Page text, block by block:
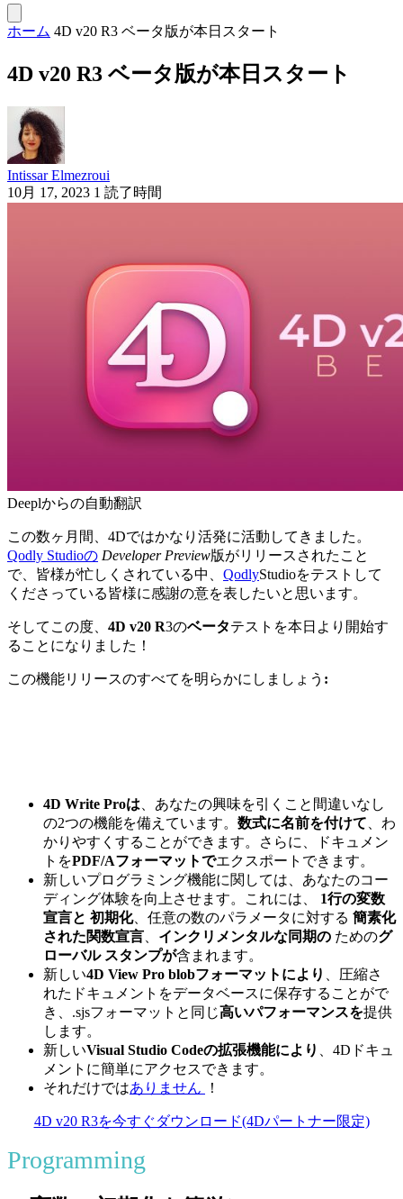
ホーム 4D v20 R3 ベータ版が本日スタート
4D v20 R3 ベータ版が本日スタート
Intissar Elmezroui
10月 17, 2023 1 読了時間
Deeplからの自動翻訳
この数ヶ月間、4Dではかなり活発に活動してきました。
Qodly Studioの Developer Preview版がリリースされたこと
で、皆様が忙しくされている中、 QodlyStudioをテストして
くださっている皆様に感謝の意を表したいと思います。
そしてこの度、 4D v20 R3のベータテストを本日より開始す
ることになりました！
この機能リリースのすべてを明らかにしましょう :
4D Write Proは 、あなたの興味を引くこと間違いなし
の2つの機能を備えています。 数式に名前を付けて 、わ
かりやすくすることができます。さらに、ドキュメン
トをPDF/Aフォーマットでエクスポートできます。
新しいプログラミング機能に関しては、あなたのコー
ディング体験を向上させます。これには、
1行の変数
宣言と 初期化、任意の数のパラメータに対する 簡素化
された関数宣言
インクリメンタルな同期の ためのグ
ローバル スタンプが含まれます。
新しい4D View Pro blobフォーマットにより
、圧縮さ
れたドキュメントをデータベースに保存することがで
き、.sjsフォーマットと同じ高いパフォーマンスを提供
します。
新しいVisual Studio Codeの拡張機能により
、4Dドキュ
メントに簡単にアクセスできます。
それだけではありません ！
4D v20 R3を今すぐダウンロード(4Dパートナー限定)
Programming